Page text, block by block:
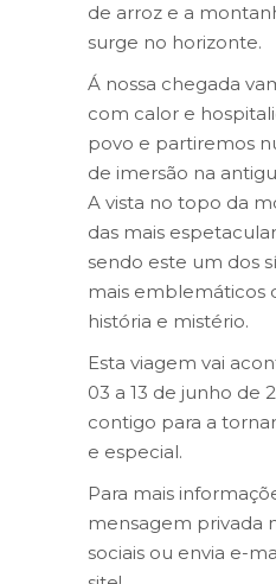
de arroz e a
surge no horizonte.
Á nossa chegada
com calor e
povo e partiremos
de imersão na
A vista no topo da
das mais
sendo este um dos
mais emblemáticos
história e mistério.
Esta viagem vai
03 a 13 de junho de
contigo para a
e especial.
Para mais
mensagem privada
sociais ou envia e-